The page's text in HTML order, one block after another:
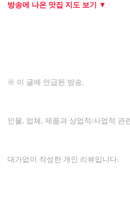
방송에 나온 맛집 지도 보기 ▼
※ 이 글에 언급된 방송,
인물, 업체, 제품과 상업적/사업적 관
대가없이 작성한 개인 리뷰입니다.